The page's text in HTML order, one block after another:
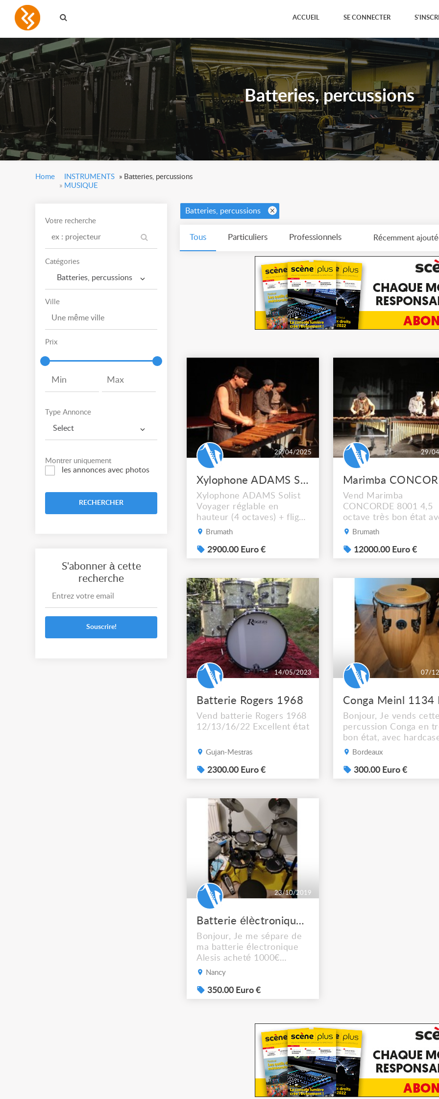
ACCUEIL SE CONNECTER
Batteries, percussions
Home
»
INSTRUMENTS
MUSIQUE
» Batteries, percussions
Votre recherche
Catégories
Batteries, percussions
Ville
Prix
Type Annonce
Select
Montrer uniquement
les annonces avec photos
RECHERCHER
S'abonner à cette
recherche
Souscrire!
Batteries, percussions
Tous Particuliers Professionnels Récemment
29/04/2025
Xylophone ADAMS Solist Voyager 4 octaves
Xylophone ADAMS Solist
Voyager réglable en
hauteur (4 octaves) + flight
case RYTHMS ET SONS
: 3 132 € Vendu 2900 avec
flight case offert
Brumath
2900.00 Euro €
29/
Vend Marimba
CONCORDE 8001 4,5
octave très bon état
Flight case RYTHMS
Vendu : 12000 € avec
Flight case RYTHMS
Brumath
12000.00 Euro €
14/05/2023
Batterie Rogers 1968
Vend batterie Rogers 1968
12/13/16/22 Excellent état
Gujan-Mestras
2300.00 Euro €
07/
Bonjour, Je vends
percussion Conga en
bon état, avec
pour un transport
Très bonne qualité.
utilisé par beaucoup de
Bordeaux
300.00 Euro €
23/10/2019
Batterie élèctronique Alesis DM10 studio kit
Bonjour, Je me sépare de
ma batterie électronique
Alesis acheté 1000€
initialement pour cause de
fonctionne parfaitement
mais comporte quelques
seulement sur certaines
pièces, rien d'alarmant, les
pièces peuvent être
remplacées sans soucis à
Nancy
350.00 Euro €